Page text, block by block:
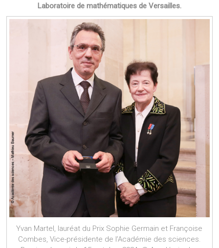
Laboratoire de mathématiques de Versailles.
Yvan Martel, lauréat du Prix Sophie Germain et Françoise
Combes, Vice-présidente de l’Académie des sciences.